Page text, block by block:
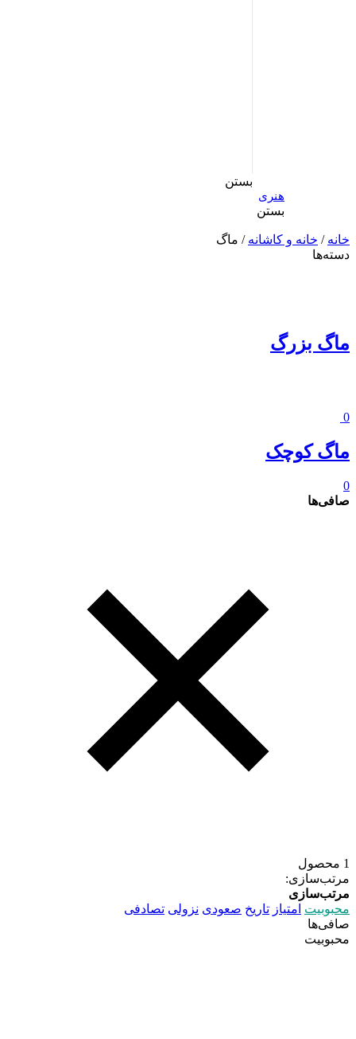
بستن
هنری
بستن
خانه / خانه و کاشانه / ماگ
دسته‌ها
ماگ بزرگ
0
ماگ کوچک
0
صافی‌ها
1 محصول
مرتب‌سازی:
مرتب‌سازی
محبوبیت امتیاز تاریخ صعودی نزولی تصادفی
صافی‌ها
محبوبیت